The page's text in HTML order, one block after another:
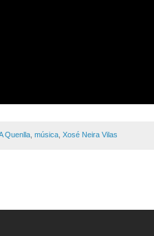
Quenlla, música, Xosé Neira Vilas